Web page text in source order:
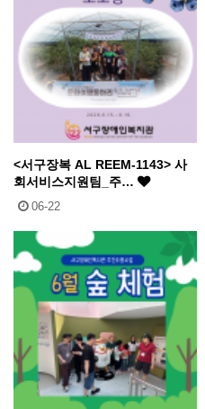
<서구장복 AL REEM-1143> 사
회서비스지원팀_주…
06-22